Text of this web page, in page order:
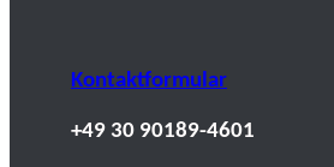
Kontaktformular
+49 30 90189-4601